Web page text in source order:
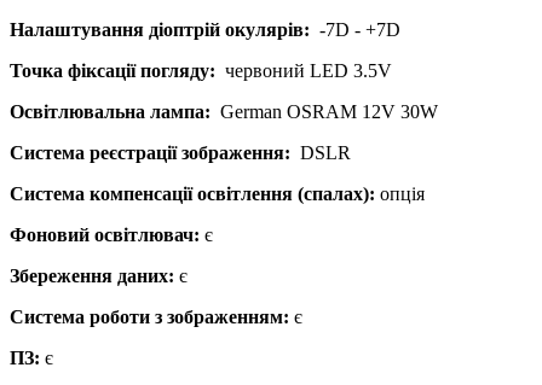
Налаштування діоптрій окулярів: -7D - +7D
Точка фіксації погляду: червоний LED 3.5V
Освітлювальна лампа: German OSRAM 12V 30W
Система реєстрації зображення: DSLR
Система компенсації освітлення (спалах): опція
Фоновий освітлювач: є
Збереження даних: є
Система роботи з зображенням: є
ПЗ: є